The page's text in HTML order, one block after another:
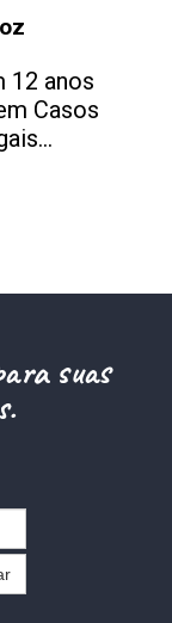
12 anos
Casos
suas